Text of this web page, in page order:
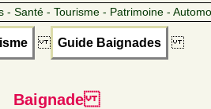
- Santé - Tourisme - Patrimoine -
Guide Baignades
Baignade